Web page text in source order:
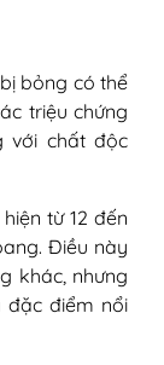
bỏng có thể
triệu chứng
với chất độc
từ 12 đến
Điều này
khác, nhưng
đặc điểm nổi